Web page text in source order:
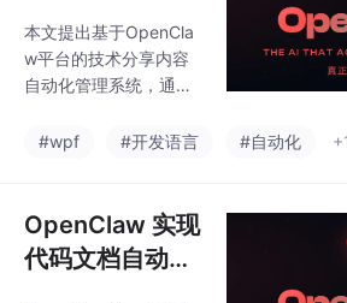
源和实时处理。其核心
技术包括基于正则表达
式和机器学习模型的日
和时间序列分析。实际
时，显著提升效率。
PT 内容、生成
文字稿、同步到
本文提出基于OpenCla
w平台的技术分享内容
自动化管理系统，通过
沉淀难题：1）高精度P
信息融合技术保障术语
统一性达99.2%；3）自
适应知识图谱构建支持
#wpf #开发语言 #自动化
OpenClaw 实现
代码文档自动生